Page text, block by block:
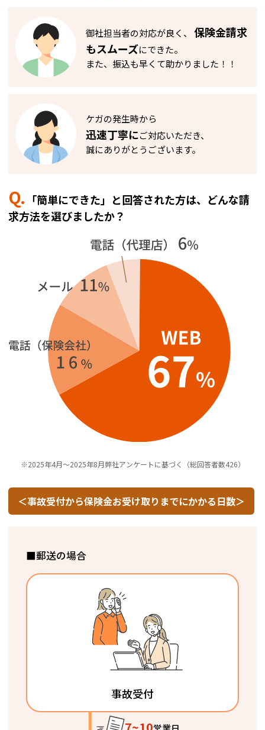
御社担当者の対応が良く、
保険金請求
もスムーズにできた。
また、振込も早くて助かりました！！
ケガの発生時から
迅速丁寧にご対応いただき、
誠にありがとうございます。
Q. 「簡単にできた」と回答された方は、どんな請
求方法を選びましたか？
※2025年4月～2025年8月弊社アンケートに基づく（総回答者数426）
＜事故受付から保険金お受け取りまでにかかる日数＞
■郵送の場合
事故受付